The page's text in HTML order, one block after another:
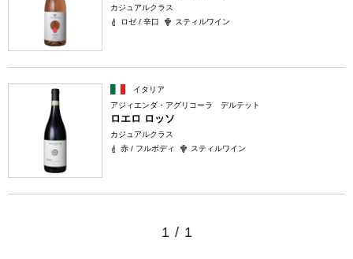
カジュアルクラス
ロゼ / 辛口
スティルワイン
イタリア
アジィエンダ・アグリコーラ デルテット
ロエロ ロッソ
カジュアルクラス
赤 / フルボディ
スティルワイン
1 / 1